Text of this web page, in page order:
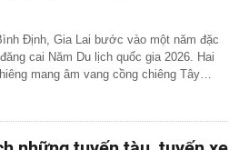
Định, Gia Lai bước vào một năm đặc
cai Năm Du lịch quốc gia 2026. Hai
mang âm vang cồng chiêng Tây…